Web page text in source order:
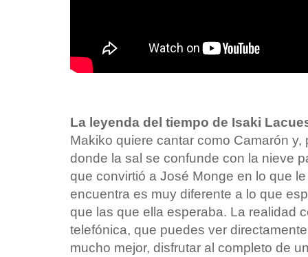
La leyenda del tiempo de Isaki
Makiko quiere cantar como Camarón
donde la sal se confunde con la nieve
que convirtió a José Monge en lo que
encuentra es muy diferente a lo que
que las que ella esperaba. La realidad
telefónica, que puedes ver
mucho mejor, disfrutar al completo de